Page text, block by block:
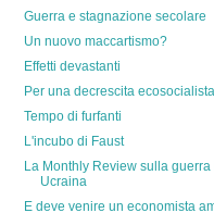
Guerra e stagnazione secolare
Un nuovo maccartismo?
Effetti devastanti
Per una decrescita ecosocialista
Tempo di furfanti
L'incubo di Faust
La Monthly Review sulla guerra
Ucraina
E deve venire un economista